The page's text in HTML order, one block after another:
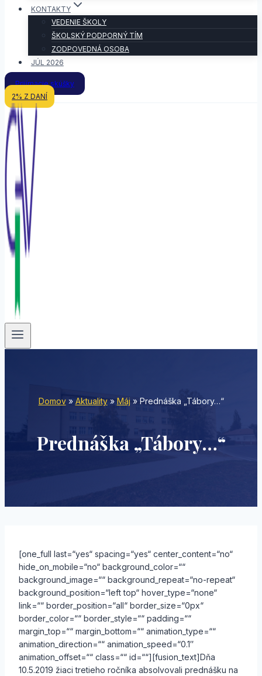
KONTAKTY
VEDENIE ŠKOLY
ŠKOLSKÝ PODPORNÝ TÍM
ZODPOVEDNÁ OSOBA
JÚL 2026
Prijímacie skúšky
2% Z DANÍ
Domov» Aktuality» Máj » Prednáška „Tábory…“
Prednáška „Tábory…“
[one_full last=“yes“ spacing=“yes“ center_content=“no“
hide_on_mobile=“no“ background_color=““
background_image=““ background_repeat=“no-repeat“
background_position=“left top“ hover_type=“none“
link=““ border_position=“all“ border_size=“0px“
border_color=““ border_style=““ padding=““
margin_top=““ margin_bottom=““ animation_type=““
animation_direction=““ animation_speed=“0.1″
animation_offset=““ class=““ id=““][fusion_text]Dňa
10.5.2019 žiaci tretieho ročníka absolvovali prednášku na